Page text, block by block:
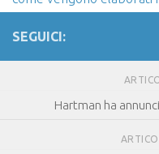
SEGUICI:
Hartman ha